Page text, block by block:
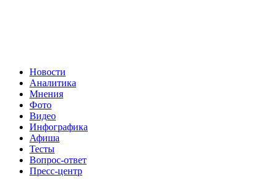
Новости
Аналитика
Мнения
Фото
Видео
Инфографика
Афиша
Тесты
Вопрос-ответ
Пресс-центр